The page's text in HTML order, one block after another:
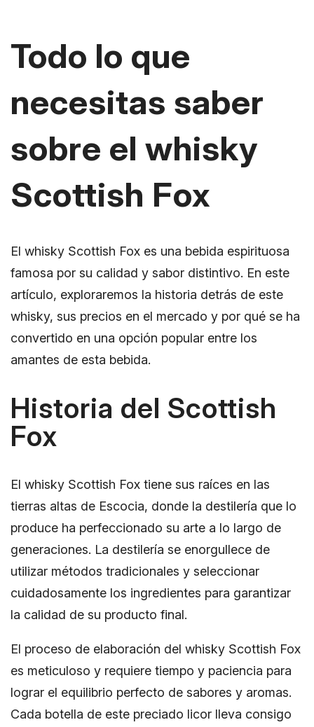
Todo lo que
necesitas saber
sobre el whisky
Scottish Fox
El whisky Scottish Fox es una bebida espirituosa
famosa por su calidad y sabor distintivo. En este
artículo, exploraremos la historia detrás de este
whisky, sus precios en el mercado y por qué se ha
convertido en una opción popular entre los
amantes de esta bebida.
Historia del Scottish
Fox
El whisky Scottish Fox tiene sus raíces en las
tierras altas de Escocia, donde la destilería que lo
produce ha perfeccionado su arte a lo largo de
generaciones. La destilería se enorgullece de
utilizar métodos tradicionales y seleccionar
cuidadosamente los ingredientes para garantizar
la calidad de su producto final.
El proceso de elaboración del whisky Scottish Fox
es meticuloso y requiere tiempo y paciencia para
lograr el equilibrio perfecto de sabores y aromas.
Cada botella de este preciado licor lleva consigo